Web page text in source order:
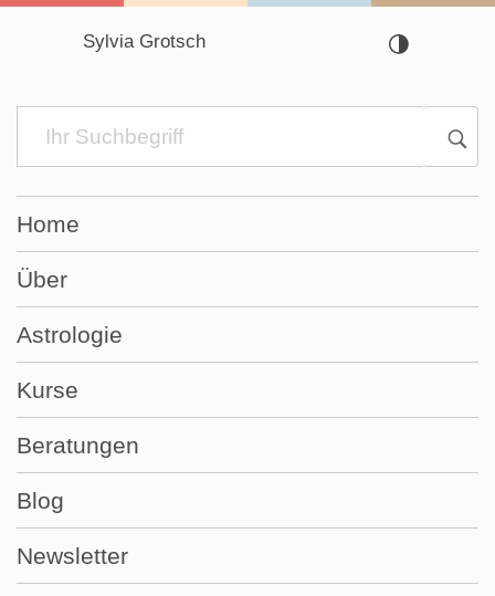
Sylvia Grotsch
Navigation
überspringen
Home
Über
Astrologie
Kurse
Beratungen
Blog
Newsletter